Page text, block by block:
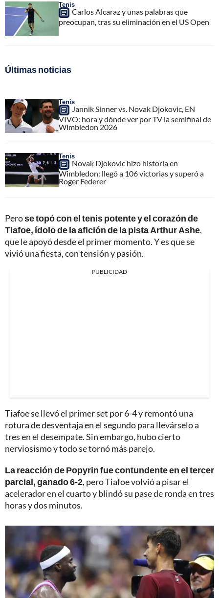
Tenis
Carlos Alcaraz y unas palabras que
preocupan, tras su eliminación en el US Open
Últimas noticias
Tenis
Jannik Sinner vs. Novak Djokovic, EN
VIVO: hora y dónde ver por TV la semifinal de
Wimbledon 2026
Tenis
Novak Djokovic hizo historia en
Wimbledon: llegó a 106 victorias y superó a
Roger Federer
Perose topó con el tenis potente y el corazón de
Tiafoe, ídolo de la afición de la pista Arthur Ashe,
que le apoyó desde el primer momento. Y es que se
vivió una fiesta, con tensión y pasión.
PUBLICIDAD
Tiafoe se llevó el primer set por 6-4 y remontó una
rotura de desventaja en el segundo para llevárselo a
tres en el desempate. Sin embargo, hubo cierto
nerviosismo y todo se tornó más parejo.
La reacción de Popyrin fue contundente en el tercer
parcial, ganado 6-2, pero Tiafoe volvió a pisar el
acelerador en el cuarto y blindó su pase de ronda en tres
horas y dos minutos.